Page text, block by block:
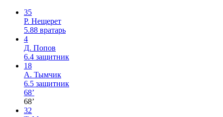
35
Р. Нещерет
5.88 вратарь
4
Д. Попов
6.4 защитник
18
А. Тымчик
6.5 защитник
68’
68’
32